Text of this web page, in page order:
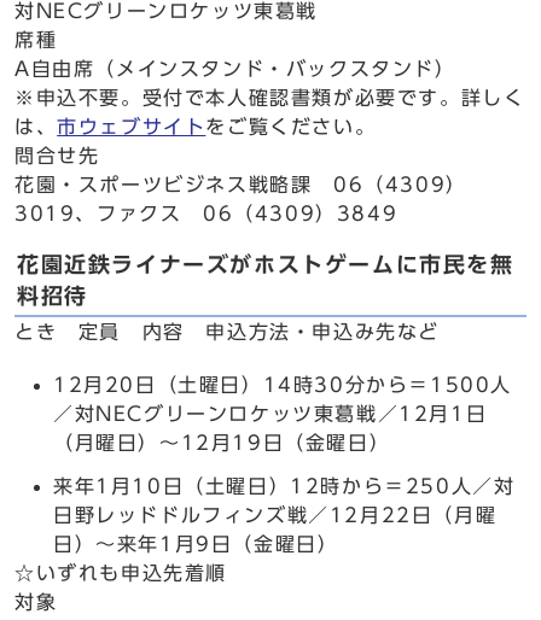
対NECグリーンロケッツ東葛戦
席種
A自由席（メインスタンド・バックスタンド）
※申込不要。受付で本人確認書類が必要です。詳しく
は、市ウェブサイト をご覧ください。
問合せ先
花園・スポーツビジネス戦略課 06（4309）
3019、ファクス 06（4309）3849
花園近鉄ライナーズがホストゲームに市民を無
料招待
とき 定員 内容 申込方法・申込み先など
12月20日（土曜日）14時30分から＝1500人
／対NECグリーンロケッツ東葛戦／12月1日
（月曜日）～12月19日（金曜日）
来年1月10日（土曜日）12時から＝250人／対
日野レッドドルフィンズ戦／12月22日（月曜
日）～来年1月9日（金曜日）
☆いずれも申込先着順
対象